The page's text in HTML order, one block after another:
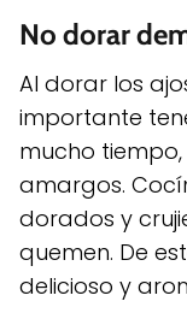
No dorar
Al dorar los
importante
mucho
amargos.
dorados y
quemen. De
delicioso y